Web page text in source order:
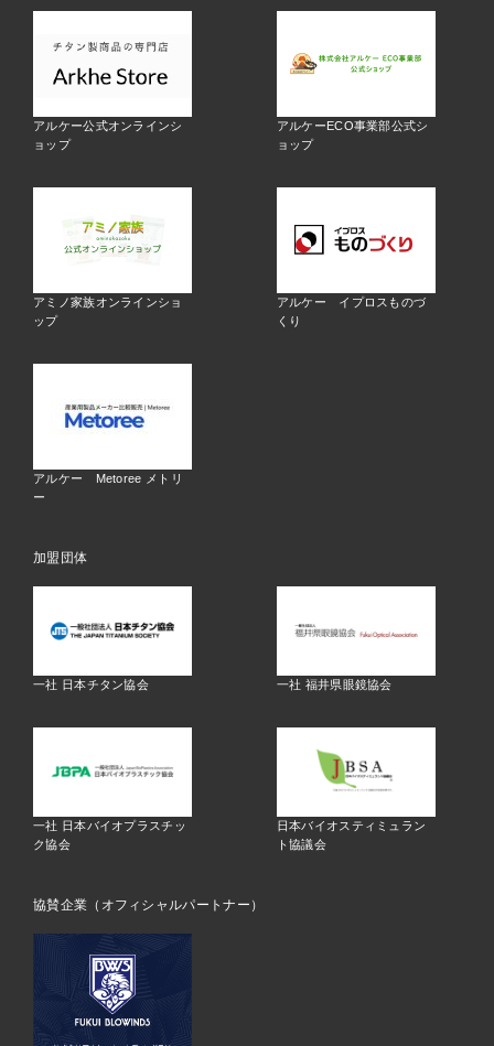
アルケー公式オンラインシ
ョップ
アルケーECO事業部公式シ
ョップ
アミノ家族オンラインショ
ップ
アルケー イプロスものづ
くり
アルケー Metoree メトリ
ー
加盟団体
一社 日本チタン協会 一社 福井県眼鏡協会
一社 日本バイオプラスチッ
ク協会
日本バイオスティミュラン
ト協議会
協賛企業（オフィシャルパートナー）